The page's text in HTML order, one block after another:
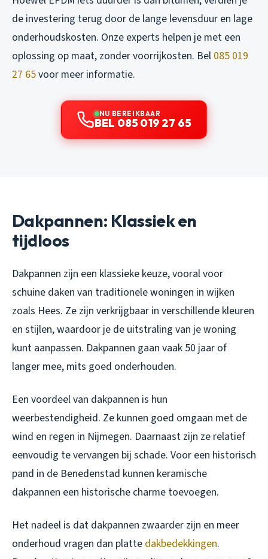
de investering terug door de lange levensduur en lage
onderhoudskosten. Onze experts helpen je met een
oplossing op maat, zonder voorrijkosten. Bel 085 019
27 65voor meer informatie.
NU BEREIKBAAR
BEL 085 019 27 65
Dakpannen: Klassiek en
tijdloos
Dakpannen zijn een klassieke keuze, vooral voor
schuine daken van traditionele woningen in wijken
zoals Hees. Ze zijn verkrijgbaar in verschillende kleuren
en stijlen, waardoor je de uitstraling van je woning
kunt aanpassen. Dakpannen gaan vaak 50 jaar of
langer mee, mits goed onderhouden.
Een voordeel van dakpannen is hun
weerbestendigheid. Ze kunnen goed omgaan met de
wind en regen in Nijmegen. Daarnaast zijn ze relatief
eenvoudig te vervangen bij schade. Voor een historisch
pand in de Benedenstad kunnen keramische
dakpannen een historische charme toevoegen.
Het nadeel is dat dakpannen zwaarder zijn en meer
onderhoud vragen dan platte dakbedekkingen.